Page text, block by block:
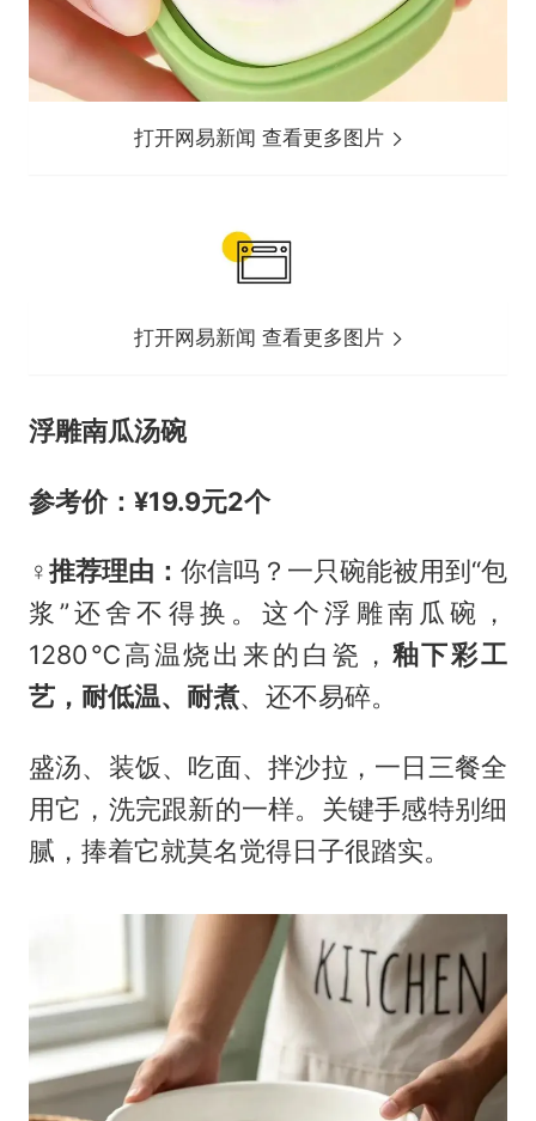
打开网易新闻 查看更多图片
打开网易新闻 查看更多图片
浮雕南瓜汤碗
参考价：¥19.9元2个
‍♀️推荐理由：你信吗？一只碗能被用到“包
浆”还舍不得换。这个浮雕南瓜碗，
1280℃高温烧出来的白瓷， 釉下彩工
艺，耐低温、耐煮、还不易碎。
盛汤、装饭、吃面、拌沙拉，一日三餐全
用它，洗完跟新的一样。关键手感特别细
腻，捧着它就莫名觉得日子很踏实。